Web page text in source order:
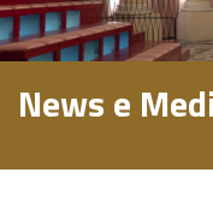
News e